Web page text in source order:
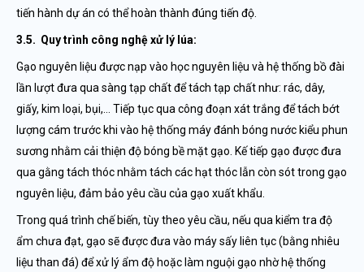
tiến hành dự án có thể hoàn thành đúng tiến độ.
3.5. Quy trình công nghệ xử lý lúa:
Gạo nguyên liệu được nạp vào học nguyên liệu và hệ thống bồ đài
lần lượt đưa qua sàng tạp chất để tách tạp chất như: rác, dây,
giấy, kim loại, bụi,… Tiếp tục qua công đoạn xát trắng để tách bớt
lượng cám trước khi vào hệ thống máy đánh bóng nước kiểu phun
sương nhằm cải thiện độ bóng bề mặt gạo. Kế tiếp gạo được đưa
qua gằng tách thóc nhằm tách các hạt thóc lẫn còn sót trong gạo
nguyên liệu, đảm bảo yêu cầu của gạo xuất khẩu.
Trong quá trình chế biến, tùy theo yêu cầu, nếu qua kiểm tra độ
ẩm chưa đạt, gạo sẽ được đưa vào máy sấy liên tục (bằng nhiêu
liệu than đá) để xử lý ẩm độ hoặc làm nguội gạo nhờ hệ thống